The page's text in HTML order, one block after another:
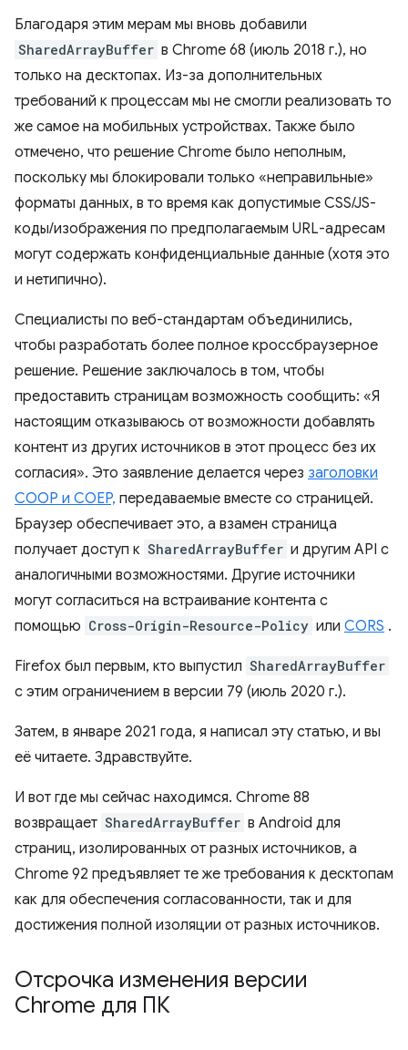
Благодаря этим мерам мы вновь добавили
SharedArrayBuffer в Chrome 68 (июль 2018 г.), но
только на десктопах. Из-за дополнительных
требований к процессам мы не смогли реализовать то
же самое на мобильных устройствах. Также было
отмечено, что решение Chrome было неполным,
поскольку мы блокировали только «неправильные»
форматы данных, в то время как допустимые CSS/JS-
коды/изображения по предполагаемым URL-адресам
могут содержать конфиденциальные данные (хотя это
и нетипично).
Специалисты по веб-стандартам объединились,
чтобы разработать более полное кроссбраузерное
решение. Решение заключалось в том, чтобы
предоставить страницам возможность сообщить: «Я
настоящим отказываюсь от возможности добавлять
контент из других источников в этот процесс без их
согласия». Это заявление делается через заголовки
COOP и COEP, передаваемые вместе со страницей.
Браузер обеспечивает это, а взамен страница
получает доступ к SharedArrayBuffer и другим API с
аналогичными возможностями. Другие источники
могут согласиться на встраивание контента с
помощью Cross-Origin-Resource-Policy или CORS .
Firefox был первым, кто выпустил SharedArrayBuffer
с этим ограничением в версии 79 (июль 2020 г.).
Затем, в январе 2021 года, я написал эту статью, и вы
её читаете. Здравствуйте.
И вот где мы сейчас находимся. Chrome 88
возвращает SharedArrayBuffer в Android для
страниц, изолированных от разных источников, а
Chrome 92 предъявляет те же требования к десктопам
как для обеспечения согласованности, так и для
достижения полной изоляции от разных источников.
Отсрочка изменения версии
Chrome для ПК